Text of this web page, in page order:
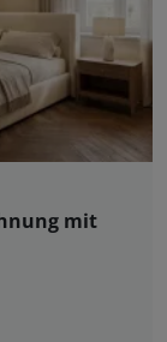
mit